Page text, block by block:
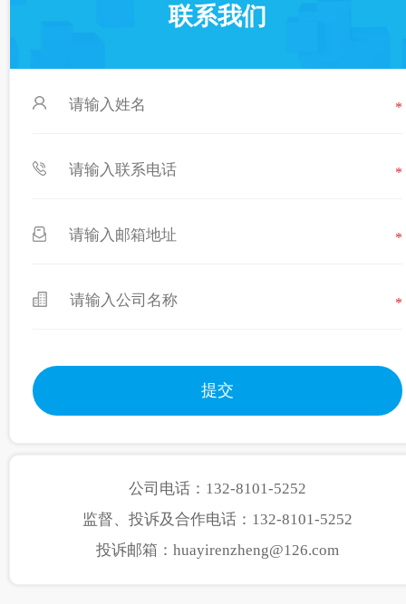
联系我们
*
*
*
*
公司电话：132-8101-5252
监督、投诉及合作电话：132-8101-5252
投诉邮箱：huayirenzheng@126.com